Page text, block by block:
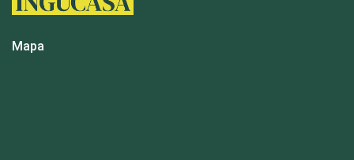
Mapa